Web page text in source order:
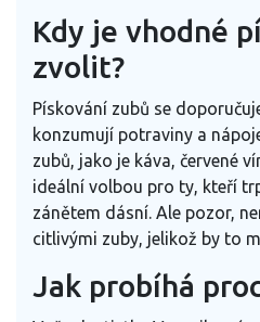
Kdy je vhodné
zvolit?
Pískování zubů se
konzumují potraviny a
zubů, jako je káva, červené
ideální volbou pro ty, kteří
zánětem dásní. Ale pozor,
citlivými zuby, jelikož by to
Jak probíhá